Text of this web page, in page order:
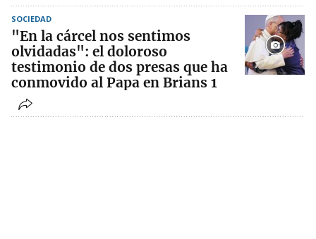
SOCIEDAD
"En la cárcel nos sentimos
olvidadas": el doloroso
testimonio de dos presas que ha
conmovido al Papa en Brians 1